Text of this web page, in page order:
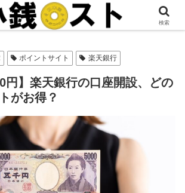
アフィリエイト広告を掲載しています。
ポイントサイト 楽天銀行
円】楽天銀行の口座開設、どの
がお得？
検索